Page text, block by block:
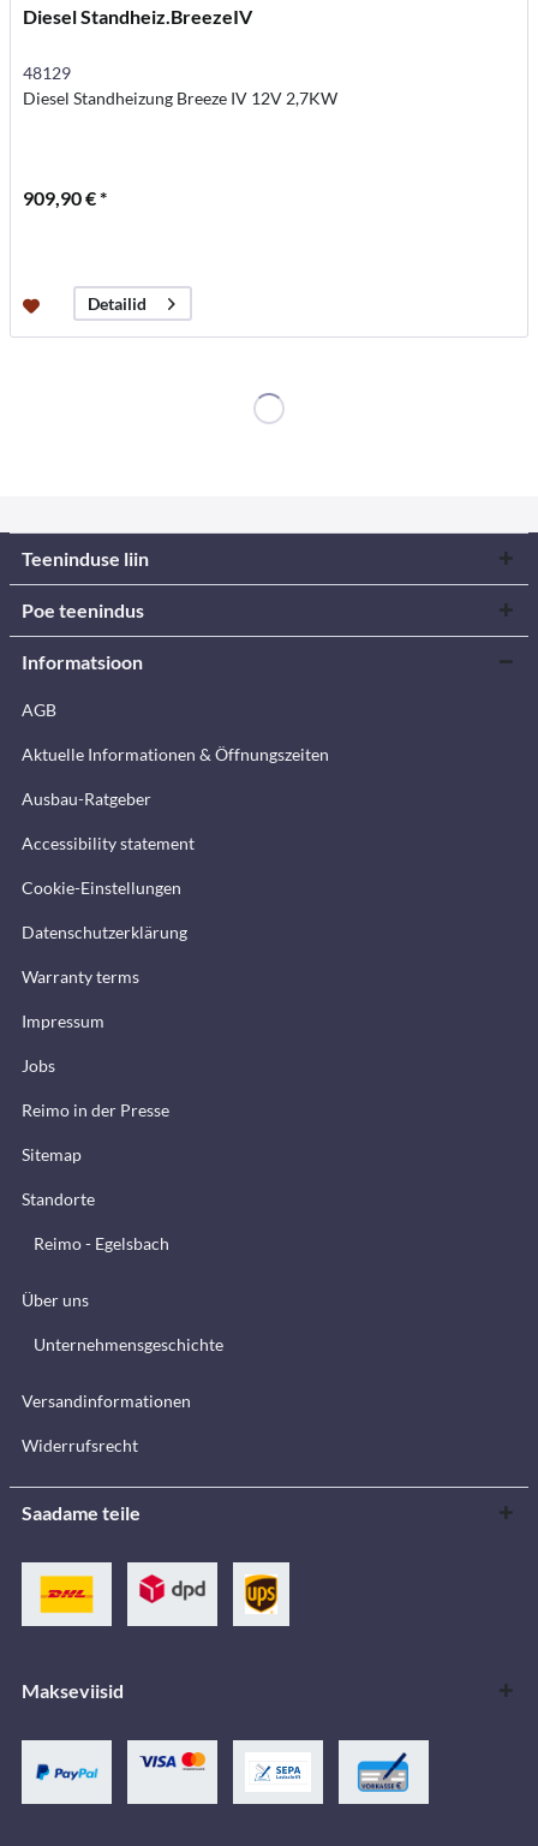
Diesel Standheiz.BreezeIV
48129
Diesel Standheizung Breeze IV 12V 2,7KW
909,90 € *
Detailid
Teeninduse liin
Poe teenindus
Informatsioon
AGB
Aktuelle Informationen & Öffnungszeiten
Ausbau-Ratgeber
Accessibility statement
Cookie-Einstellungen
Datenschutzerklärung
Warranty terms
Impressum
Jobs
Reimo in der Presse
Sitemap
Standorte
Reimo - Egelsbach
Über uns
Unternehmensgeschichte
Versandinformationen
Widerrufsrecht
Saadame teile
Makseviisid